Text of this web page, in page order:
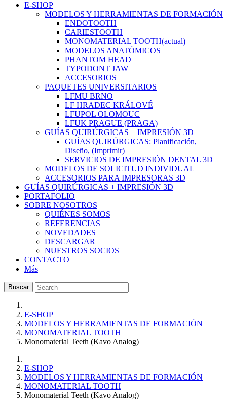
E-SHOP
MODELOS Y HERRAMIENTAS DE FORMACIÓN
ENDOTOOTH
CARIESTOOTH
MONOMATERIAL TOOTH(actual)
MODELOS ANATÓMICOS
PHANTOM HEAD
TYPODONT JAW
ACCESORIOS
PAQUETES UNIVERSITARIOS
LFMU BRNO
LF HRADEC KRÁLOVÉ
LFUPOL OLOMOUC
LFUK PRAGUE (PRAGA)
GUÍAS QUIRÚRGICAS + IMPRESIÓN 3D
GUÍAS QUIRÚRGICAS: Planificación,
Diseño, (Imprimir)
SERVICIOS DE IMPRESIÓN DENTAL 3D
MODELOS DE SOLICITUD INDIVIDUAL
ACCESORIOS PARA IMPRESORAS 3D
GUÍAS QUIRÚRGICAS + IMPRESIÓN 3D
PORTAFOLIO
SOBRE NOSOTROS
QUIÉNES SOMOS
REFERENCIAS
NOVEDADES
DESCARGAR
NUESTROS SOCIOS
CONTACTO
Más
Buscar
E-SHOP
MODELOS Y HERRAMIENTAS DE FORMACIÓN
MONOMATERIAL TOOTH
Monomaterial Teeth (Kavo Analog)
E-SHOP
MODELOS Y HERRAMIENTAS DE FORMACIÓN
MONOMATERIAL TOOTH
Monomaterial Teeth (Kavo Analog)